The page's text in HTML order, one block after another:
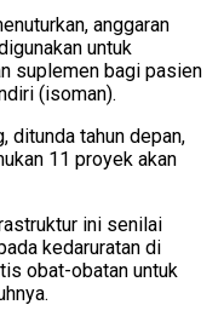
anggaran
untuk
suplemen bagi pasien
(isoman).
ditunda tahun depan,
11 proyek akan
ini senilai
kedaruratan di
obat-obatan untuk